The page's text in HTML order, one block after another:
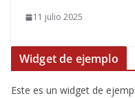
11 julio 2025
Widget de ejemplo
Este es un widget de